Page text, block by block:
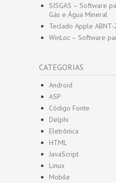
SISGAS – Software
Gás e Água Mineral
Teclado Apple
WinLoc – Software
CATEGORIAS
Android
ASP
Código Fonte
Delphi
Eletrônica
HTML
JavaScript
Linux
Mobile